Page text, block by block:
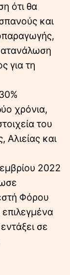
ότι θα
και
για τη
χρόνια,
του
Αλιείας και
2022
Φόρου
σε